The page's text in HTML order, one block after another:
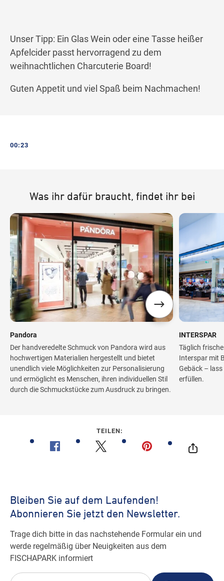
Unser Tipp: Ein Glas Wein oder eine Tasse heißer
Apfelcider passt hervorragend zu dem
weihnachtlichen Charcuterie Board!
Guten Appetit und viel Spaß beim Nachmachen!
00:23
Was ihr dafür braucht, findet ihr bei
Pandora
Der handveredelte Schmuck von Pandora wird aus
hochwertigen Materialien hergestellt und bietet
unendlich viele Möglichkeiten zur Personalisierung
und ermöglicht es Menschen, ihren individuellen Stil
durch die Schmuckstücke zum Ausdruck zu bringen.
INTERSPAR
Täglich
Interspar mit
Gebäck –
erfüllen.
TEILEN: